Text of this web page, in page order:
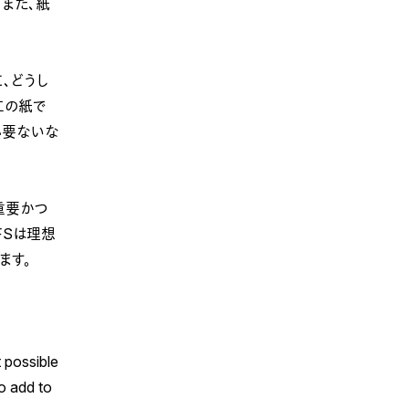
た、紙
どうし
の紙で
要ないな
要かつ
は理想
。
possible
add to